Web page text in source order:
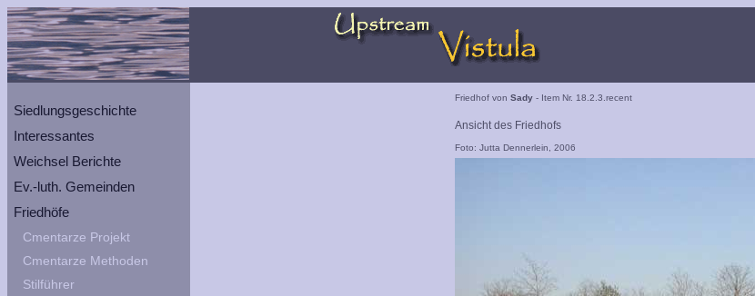
Siedlungsgeschichte
Interessantes
Weichsel Berichte
Ev.-luth. Gemeinden
Friedhöfe
Cmentarze Projekt
Cmentarze Methoden
Stilführer
Friedhof von Sady- Item Nr. 18.2.3.recent
Ansicht des Friedhofs
Foto: Jutta Dennerlein, 2006